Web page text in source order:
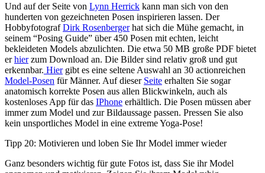
Und auf der Seite von Lynn Herrick kann man sich von den
hunderten von gezeichneten Posen inspirieren lassen. Der
HobbyfotografDirk Rosenbergerhat sich die Mühe gemacht, in
seinem “Posing Guide” über 450 Posen mit echten, leicht
bekleideten Models abzulichten. Die etwa 50 MB große PDF bietet
erhier zum Download an. Die Bilder sind relativ groß und gut
erkennbar. Hiergibt es eine seltene Auswahl an 30 actionreichen
Model-Posen für Männer. Auf dieser Seite erhalten Sie sogar
anatomisch korrekte Posen aus allen Blickwinkeln, auch als
kostenloses App für das IPhone erhältlich. Die Posen müssen aber
immer zum Model und zur Bildaussage passen. Pressen Sie also
kein unsportliches Model in eine extreme Yoga-Pose!
Tipp 20: Motivieren und loben Sie Ihr Model immer wieder
Ganz besonders wichtig für gute Fotos ist, dass Sie ihr Model